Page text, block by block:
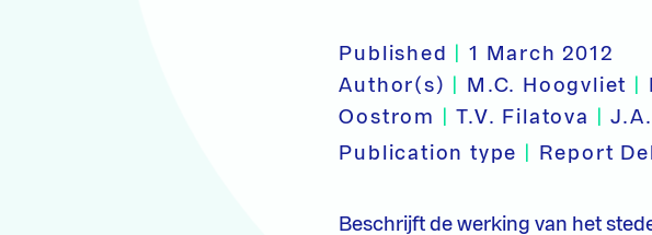
Published
1 March 2012
Author(s)
M.C. Hoogvliet
Oostrom
|T.V. Filatova |
Publication type
Report
Beschrijft de werking van het